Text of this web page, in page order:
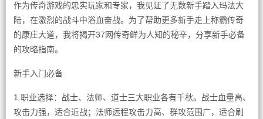
作为传奇游戏的忠实玩家和专家，我见证了无数新手踏入玛法大
陆，在激烈的战斗中浴血奋战。为了帮助更多新手走上称霸传奇
的康庄大道，我将揭开37网传奇鲜为人知的秘辛，分享新手必备
的攻略指南。
新手入门必备
1.职业选择：战士、法师、道士三大职业各有千秋。战士血量高、
攻击力强，适合近战；法师远程攻击力高、群攻范围广，适合刷